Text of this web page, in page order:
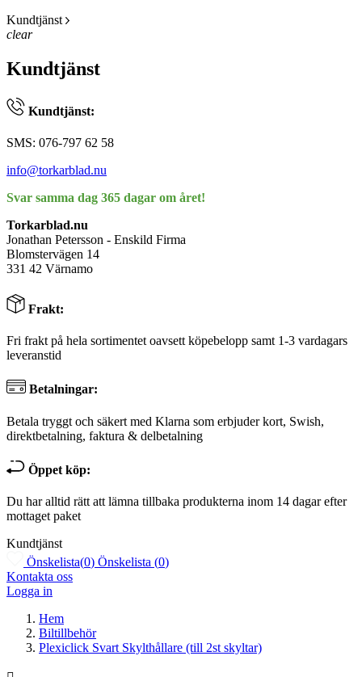
Kundtjänst
clear
Kundtjänst
Kundtjänst:
SMS: 076-797 62 58
info@torkarblad.nu
Svar samma dag 365 dagar om året!
Torkarblad.nu
Jonathan Petersson - Enskild Firma
Blomstervägen 14
331 42 Värnamo
Frakt:
Fri frakt på hela sortimentet oavsett köpebelopp samt 1-3 vardagars
leveranstid
Betalningar:
Betala tryggt och säkert med Klarna som erbjuder kort, Swish,
direktbetalning, faktura & delbetalning
Öppet köp:
Du har alltid rätt att lämna tillbaka produkterna inom 14 dagar efter
mottaget paket
Kundtjänst
Önskelista(0) Önskelista (0)
Kontakta oss
Logga in
Hem
Biltillbehör
Plexiclick Svart Skylthållare (till 2st skyltar)